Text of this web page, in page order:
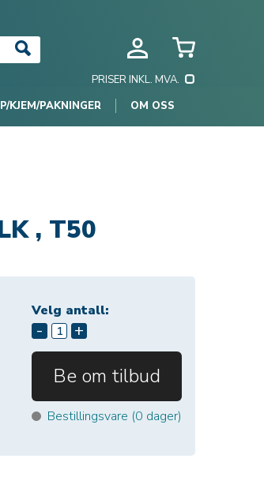
PRISER INKL. MVA.
KJEM/PAKNINGER OM OSS
, T50
Velg antall:
- +
Be om tilbud
Bestillingsvare (0 dager)